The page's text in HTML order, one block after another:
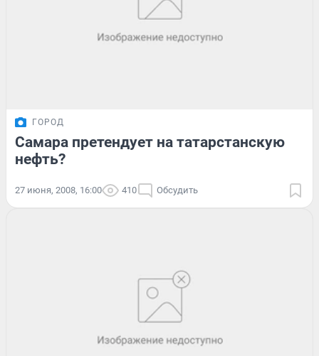
ГОРОД
Самара претендует на татарстанскую
нефть?
27 июня, 2008, 16:00 410 Обсудить